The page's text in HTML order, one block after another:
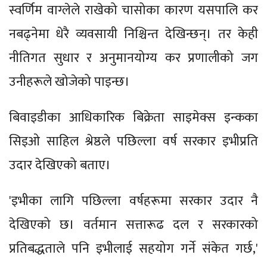
स्वर्णिम वाग्लेले राखेको चासोका कारण यसपालि कर
नबढ्नेमा धेरै व्यवसायी निश्चिन्त देखिन्छन्। तर केही
नीतिगत सुधार र अनुमानयोग्य कर प्रणालीको जग
उनीहरूले खोजेको पाइन्छ।
बिवाइडीका आधिकारिक बिक्रेता साइमेक्स इन्कका
सिइओ साहिल श्रेष्ठले पछिल्ला वर्ष सरकार इभीप्रति
उदार देखिएको बताए।
'इभीका लागि पछिल्ला वर्षहरूमा सरकार उदार नै
देखिएको छ। वर्तमान सत्तारूढ दल र सरकारको
प्रतिबद्धताले पनि इभीलाई सहयोग गर्ने संकेत गर्छ,'